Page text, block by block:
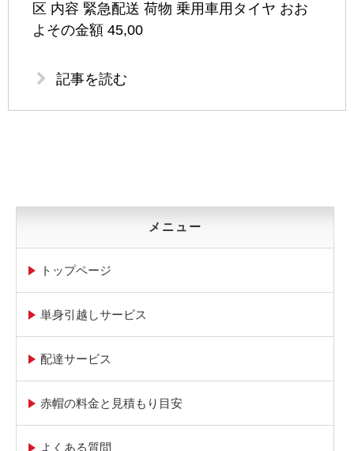
区 内容 緊急配送 荷物 乗用車用タイヤ おお
よその金額 45,00
記事を読む
メニュー
トップページ
単身引越しサービス
配達サービス
赤帽の料金と見積もり目安
よくある質問